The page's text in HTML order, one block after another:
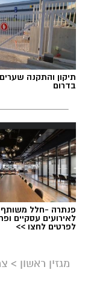
תיקון והתקנה
בדרום
פנתרה -חלל משותף
לאירועים עסקיים
לפרטים לחצו >>
מגזין ראשון >